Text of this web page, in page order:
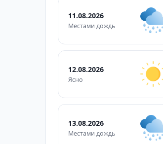
11.08.2026
Местами дождь
12.08.2026
Ясно
13.08.2026
Местами дождь